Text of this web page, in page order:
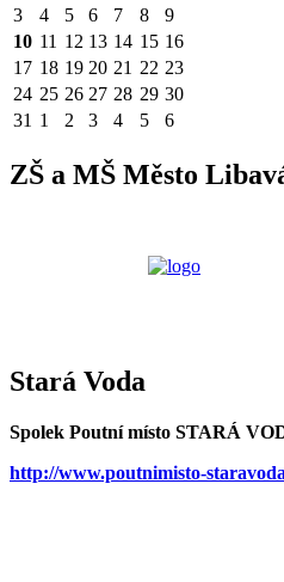
3
4 5 6 7 8
9
10 11 12 13 14 15 16
17 18 19 20 21 22 23
24 25 26 27 28 29 30
31 1 2 3 4 5 6
ZŠ a MŠ Město
Stará Voda
Spolek Poutní místo STARÁ
http://www.poutnimisto-